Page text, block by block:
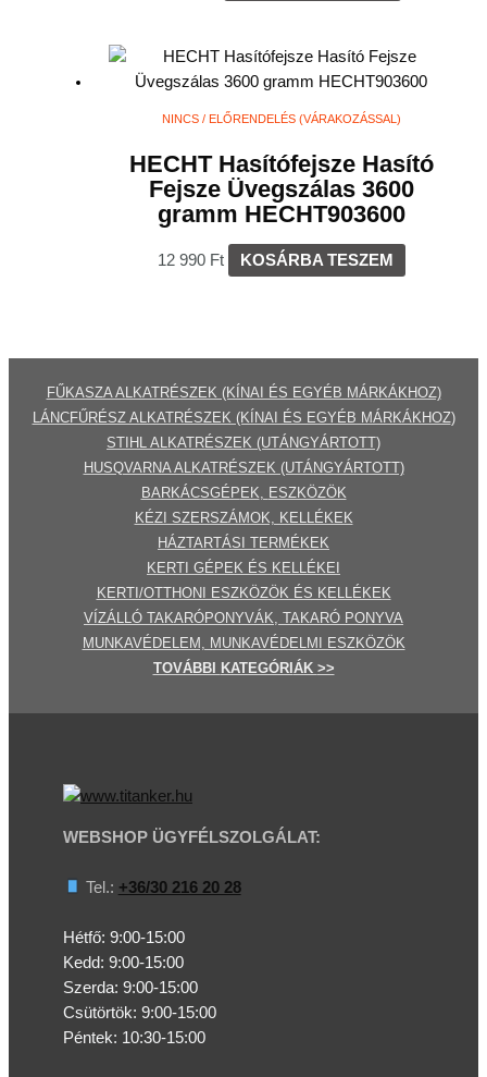
NINCS / ELŐRENDELÉS (VÁRAKOZÁSSAL)
HECHT Hasítófejsze Hasító
Fejsze Üvegszálas 3600
gramm HECHT903600
12 990 Ft KOSÁRBA TESZEM
FŰKASZA ALKATRÉSZEK (KÍNAI ÉS EGYÉB MÁRKÁKHOZ)
LÁNCFŰRÉSZ ALKATRÉSZEK (KÍNAI ÉS EGYÉB MÁRKÁKHOZ)
STIHL ALKATRÉSZEK (UTÁNGYÁRTOTT)
HUSQVARNA ALKATRÉSZEK (UTÁNGYÁRTOTT)
BARKÁCSGÉP EK
ESZKÖZÖK
KÉZI SZERSZÁMOK, KELLÉKEK
HÁZTARTÁSI TERMÉKEK
KERTI GÉPE K ÉS KELLÉKEI
KERTI/OTTHONI ESZKÖZÖK ÉS KELLÉKEK
VÍZÁLLÓ TAKARÓPONYVÁK, TAKARÓ PONYVA
MUNKAVÉDELEM, MUNKAVÉDELMI ESZKÖZÖK
TOVÁBBI
KATEGÓRI ÁK >>
WEBSHOP ÜGYFÉLSZOLGÁLAT:
Tel.: +36/30 216 20 28
Hétfő: 9:00-15:00
Kedd: 9:00-15:00
Szerda: 9:00-15:00
Csütörtök: 9:00-15:00
Péntek: 10:30-15:00